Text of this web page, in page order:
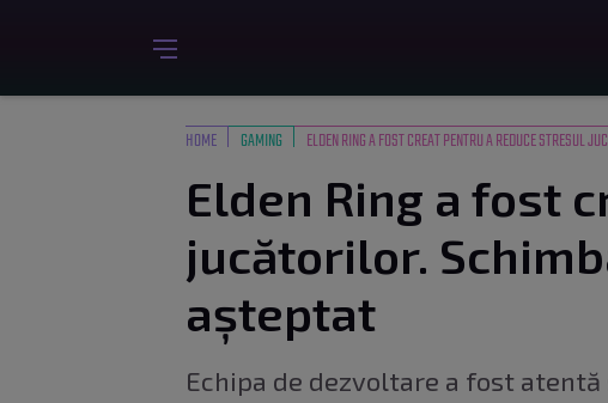
HOME GAMING ELDEN RING A FOST CREAT PENTRU A REDUCE STRESUL
Elden Ring a fost
jucătorilor.
așteptat
Echipa de dezvoltare a fost